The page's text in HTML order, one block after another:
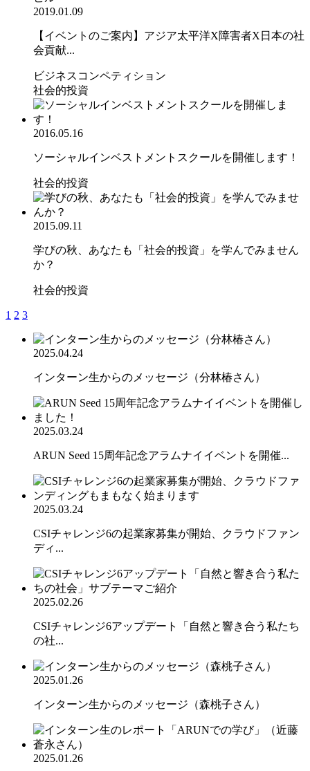
2019.01.09
【イベントのご案内】アジア太平洋X障害者X日本の社
会貢献...
ビジネスコンペティション
社会的投資
2016.05.16
ソーシャルインベストメントスクールを開催します！
社会的投資
2015.09.11
学びの秋、あなたも「社会的投資」を学んでみません
か？
社会的投資
1 2 3
2025.04.24
インターン生からのメッセージ（分林椿さん）
2025.03.24
ARUN Seed 15周年記念アラムナイイベントを開催...
2025.03.24
CSIチャレンジ6の起業家募集が開始、クラウドファン
ディ...
2025.02.26
CSIチャレンジ6アップデート「自然と響き合う私たち
の社...
2025.01.26
インターン生からのメッセージ（森桃子さん）
2025.01.26